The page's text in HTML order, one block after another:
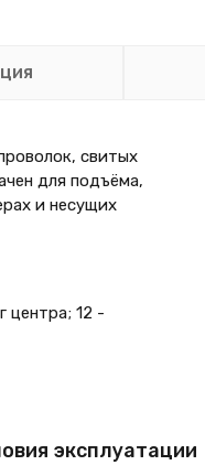
свитых
для подъёма,
и несущих
центра; 12 -
эксплуатации